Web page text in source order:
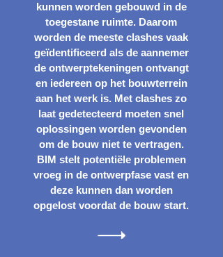
kunnen worden gebouwd in de
toegestane ruimte. Daarom
worden de meeste clashes vaak
geïdentificeerd als de aannemer
de ontwerptekeningen ontvangt
en iedereen op het bouwterrein
aan het werk is. Met clashes zo
laat gedetecteerd moeten snel
oplossingen worden gevonden
om de bouw niet te vertragen.
BIM stelt potentiële problemen
vroeg in de ontwerpfase vast en
deze kunnen dan worden
opgelost voordat de bouw start.